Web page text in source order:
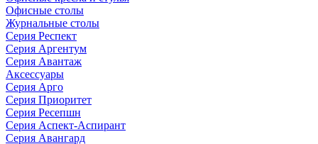
Офисные столы
Журнальные столы
Серия Респект
Серия Аргентум
Серия Авантаж
Аксессуары
Серия Арго
Серия Приоритет
Серия Ресепшн
Серия Аспект-Аспирант
Серия Авангард